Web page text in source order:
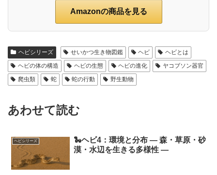
Amazonの商品を見る
ヘビシリーズ せいかつ生き物図鑑 ヘビ
ヘビとは
ヘビの体の構造
ヘビの生態 ヘビの進化
ヤコブソン器官
爬虫類
蛇 蛇の行動 野生動物
あわせて読む
ヘビシリーズ
🐍ヘビ4：環境と分布 ― 森・草原・砂
漠・水辺を生きる多様性 ―